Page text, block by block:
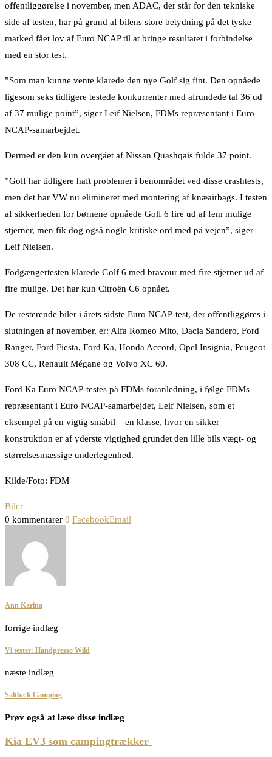
offentliggørelse i november, men ADAC, der står for den tekniske
side af testen, har på grund af bilens store betydning på det tyske
marked fået lov af Euro NCAP til at bringe resultatet i forbindelse
med en stor test.
”Som man kunne vente klarede den nye Golf sig fint. Den opnåede
ligesom seks tidligere testede konkurrenter med afrundede tal 36 ud
af 37 mulige point”, siger Leif Nielsen, FDMs repræsentant i Euro
NCAP-samarbejdet.
Dermed er den kun overgået af Nissan Quashqais fulde 37 point.
”Golf har tidligere haft problemer i benområdet ved disse crashtests,
men det har VW nu elimineret med montering af knæairbags. I testen
af sikkerheden for børnene opnåede Golf 6 fire ud af fem mulige
stjerner, men fik dog også nogle kritiske ord med på vejen”, siger
Leif Nielsen.
Fodgængertesten klarede Golf 6 med bravour med fire stjerner ud af
fire mulige. Det har kun Citroën C6 opnået.
De resterende biler i årets sidste Euro NCAP-test, der offentliggøres i
slutningen af november, er: Alfa Romeo Mito, Dacia Sandero, Ford
Ranger, Ford Fiesta, Ford Ka, Honda Accord, Opel Insignia, Peugeot
308 CC, Renault Mégane og Volvo XC 60.
Ford Ka Euro NCAP-testes på FDMs foranledning, i følge FDMs
repræsentant i Euro NCAP-samarbejdet, Leif Nielsen, som et
eksempel på en vigtig småbil – en klasse, hvor en sikker
konstruktion er af yderste vigtighed grundet den lille bils vægt- og
størrelsesmæssige underlegenhed.
Kilde/Foto: FDM
Biler
0 kommentarer 0 FacebookEmail
Ann Karina
forrige indlæg
Vi tester: Handpresso Wild
næste indlæg
Saltbæk Camping
Prøv også at læse disse indlæg
Kia EV3 som campingtrækker